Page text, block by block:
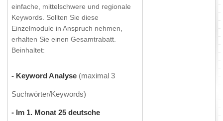
einfache, mittelschwere und regionale
Keywords. Sollten Sie diese
Einzelmodule in Anspruch nehmen,
erhalten Sie einen Gesamtrabatt.
Beinhaltet:
- Keyword Analyse (maximal 3
Suchwörter/Keywords)
- Im 1. Monat 25 deutsche